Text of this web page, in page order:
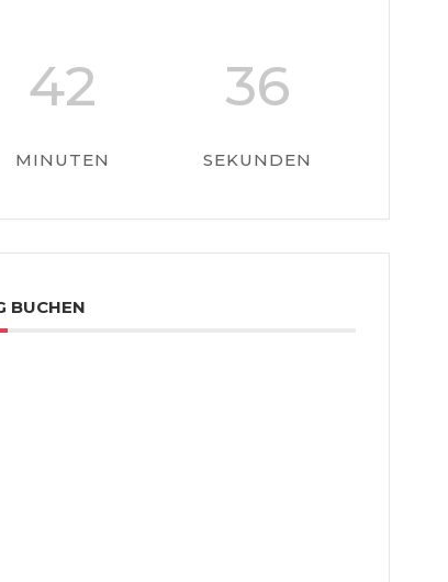
42
MINUTEN
34
SEKUNDEN
BUCHEN